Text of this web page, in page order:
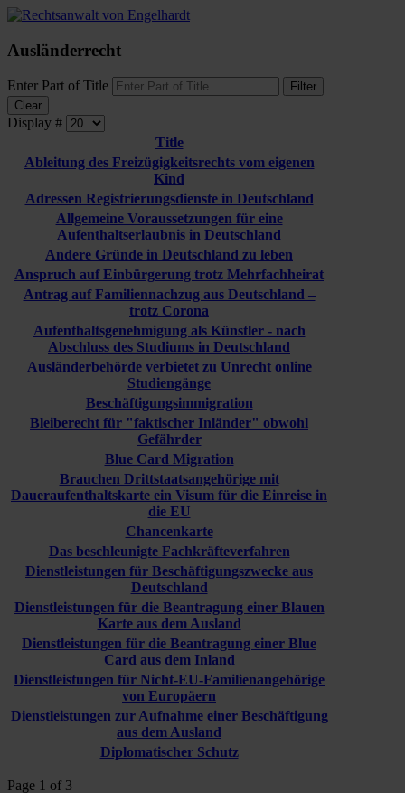
Ausländerrecht
Enter Part of Title
Filter
Clear
Display #
Title
Ableitung des Freizügigkeitsrechts vom eigenen
Kind
Adressen Registrierungsdienste in Deutschland
Allgemeine Voraussetzungen für eine
Aufenthaltserlaubnis in Deutschland
Andere Gründe in Deutschland zu leben
Anspruch auf Einbürgerung trotz Mehrfachheirat
Antrag auf Familiennachzug aus Deutschland –
trotz Corona
Aufenthaltsgenehmigung als Künstler - nach
Abschluss des Studiums in Deutschland
Ausländerbehörde verbietet zu Unrecht online
Studiengänge
Beschäftigungsimmigration
Bleiberecht für "faktischer Inländer" obwohl
Gefährder
Blue Card Migration
Brauchen Drittstaatsangehörige mit
Daueraufenthaltskarte ein Visum für die Einreise in
die EU
Chancenkarte
Das beschleunigte Fachkräfteverfahren
Dienstleistungen für Beschäftigungszwecke aus
Deutschland
Dienstleistungen für die Beantragung einer Blauen
Karte aus dem Ausland
Dienstleistungen für die Beantragung einer Blue
Card aus dem Inland
Dienstleistungen für Nicht-EU-Familienangehörige
von Europäern
Dienstleistungen zur Aufnahme einer Beschäftigung
aus dem Ausland
Diplomatischer Schutz
Page 1 of 3